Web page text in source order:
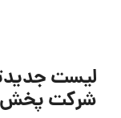
لیست
شرکت پخش کارن | ۱۶